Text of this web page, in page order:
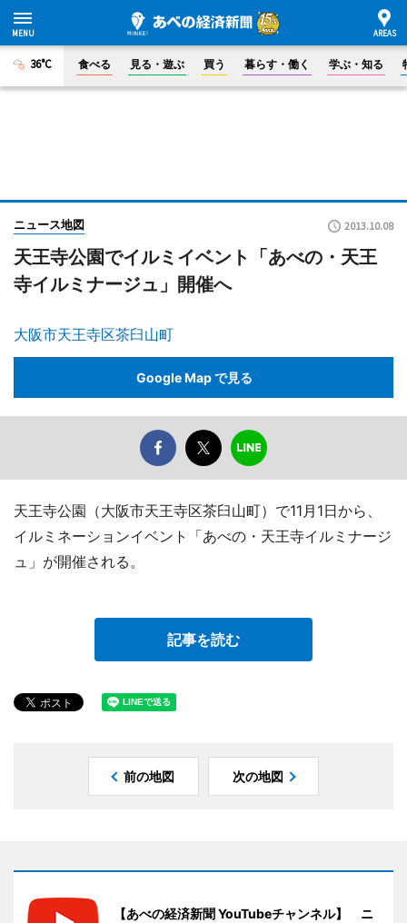
36°C 食べる 見る・遊ぶ 買う 暮らす・働く 学ぶ・知る
ニュース地図 2013.10.08
天王寺公園でイルミイベント「あべの・天王
寺イルミナージュ」開催へ
大阪市天王寺区茶臼山町
Google Map で見る
天王寺公園（大阪市天王寺区茶臼山町）で11月1日から、
イルミネーションイベント「あべの・天王寺イルミナージ
ュ」が開催される。
記事を読む
前の地図 次の地図
【あべの経済新聞 YouTubeチャンネル】 ニ